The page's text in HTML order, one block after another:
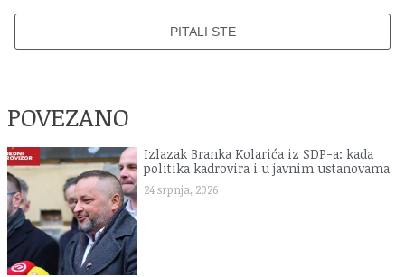
PITALI STE
POVEZANO
Izlazak Branka Kolarića iz SDP-a: kada
politika kadrovira i u javnim ustanovama
24 srpnja, 2026